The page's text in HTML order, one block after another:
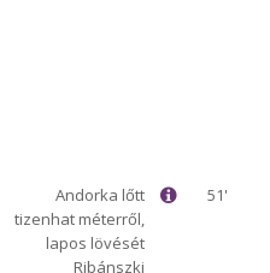
51'
Andorka lőtt
tizenhat méterről,
lapos lövését
Ribánszki